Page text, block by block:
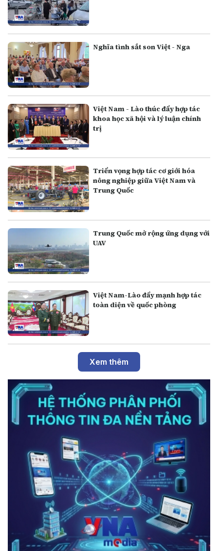
Nghĩa tình sắt son Việt - Nga
Việt Nam - Lào thúc đẩy hợp tác
khoa học xã hội và lý luận chính
trị
Triển vọng hợp tác cơ giới hóa
nông nghiệp giữa Việt Nam và
Trung Quốc
Trung Quốc mở rộng ứng dụng với
UAV
Việt Nam-Lào đẩy mạnh hợp tác
toàn diện về quốc phòng
Xem thêm